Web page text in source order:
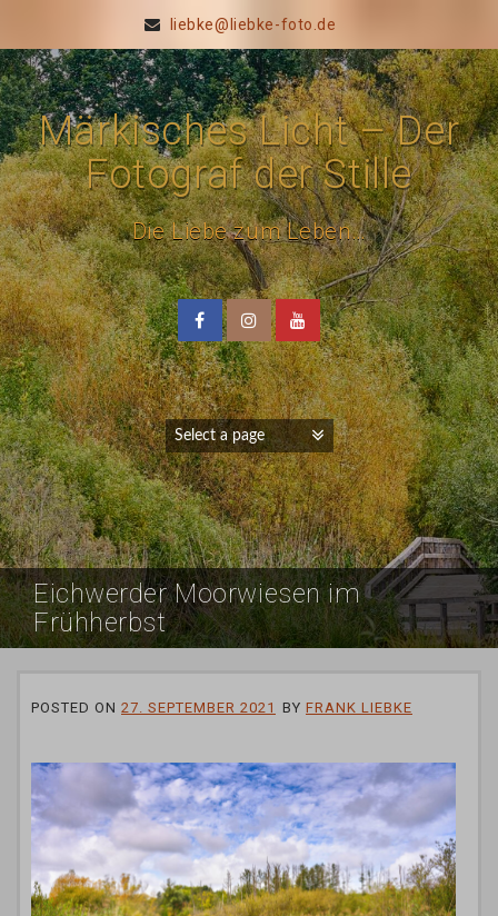
liebke@liebke-foto.de
Märkisches Licht – Der
Fotograf der Stille
Die Liebe zum Leben…
Eichwerder Moorwiesen im
Frühherbst
POSTED ON 27. SEPTEMBER 2021 BY FRANK LIEBKE